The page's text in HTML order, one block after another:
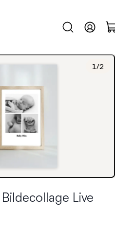
1 /2
Live